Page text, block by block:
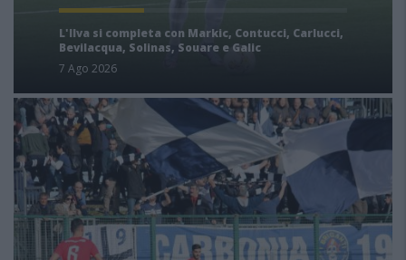
L'Ilva si completa con Markic, Contucci, Carlucci,
Bevilacqua, Solinas, Souare e Galic
7 Ago 2026